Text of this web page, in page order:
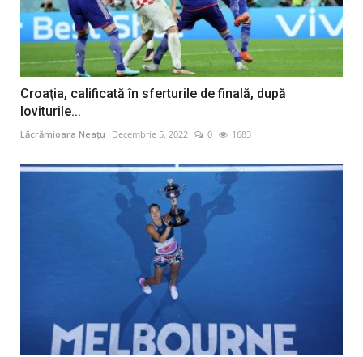
Croaţia, calificată în sferturile de finală, după
loviturile...
Lăcrămioara Neațu Decembrie 5, 2022 0 1683